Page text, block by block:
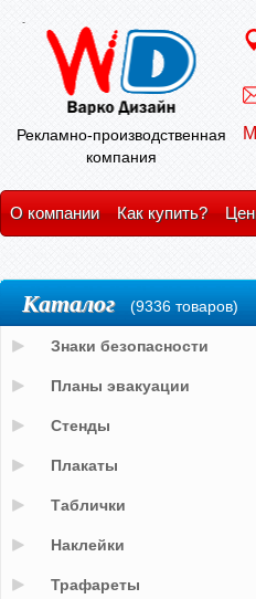
Рекламно-производственная
компания
О компании Как купить?
Каталог (9336 товаров)
Знаки безопасности
Планы эвакуации
Стенды
Плакаты
Таблички
Наклейки
Трафареты